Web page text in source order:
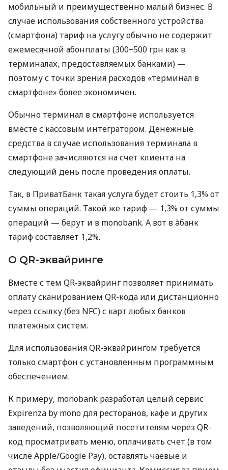
мобильный и преимущественно малый бизнес. В
случае использования собственного устройства
(смартфона) тариф на услугу обычно не содержит
ежемесячной абонплаты (300−500 грн как в
терминалах, предоставляемых банками) —
поэтому с точки зрения расходов «терминал в
смартфоне» более экономичен.
Обычно терминал в смартфоне используется
вместе с кассовым интегратором. Денежные
средства в случае использования терминала в
смартфоне зачисляются на счет клиента на
следующий день после проведения оплаты.
Так, в ПриватБанк такая услуга будет стоить 1,3% от
суммы операций. Такой же тариф — 1,3% от суммы
операций — берут и в monobank. А вот в àбанк
тариф составляет 1,2%.
О QR-эквайринге
Вместе с тем QR-эквайринг позволяет принимать
оплату сканированием QR-кода или дистанционно
через ссылку (без NFC) с карт любых банков
платежных систем.
Для использования QR-эквайрингом требуется
только смартфон с установленным программным
обеспечением.
К примеру, monobank разработал целый сервис
Expirenza by mono для ресторанов, кафе и других
заведений, позволяющий посетителям через QR-
код просматривать меню, оплачивать счет (в том
числе Apple/Google Pay), оставлять чаевые и